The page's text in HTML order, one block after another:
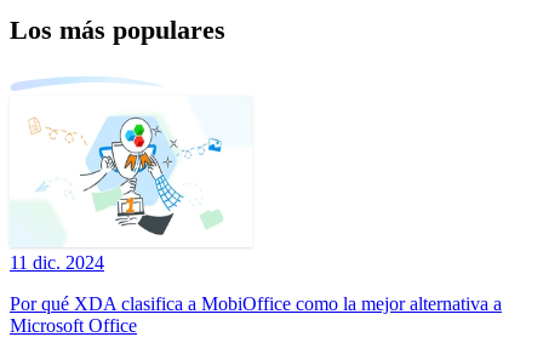
Los más populares
11 dic. 2024
Por qué XDA clasifica a MobiOffice como la mejor alternativa a
Microsoft Office